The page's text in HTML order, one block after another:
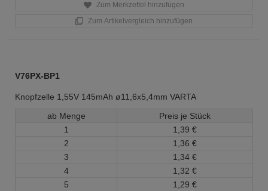
Zum Merkzettel hinzufügen
Zum Artikelvergleich hinzufügen
V76PX-BP1
Knopfzelle 1,55V 145mAh ø11,6x5,4mm VARTA
ab Menge
Preis je Stück
1
1, 39 €
2
1, 36 €
3
1, 34 €
4
1, 32 €
5
1, 29 €